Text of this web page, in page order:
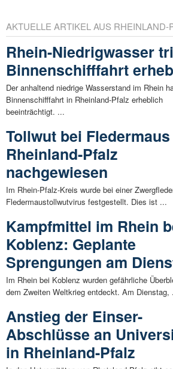
AKTUELLE ARTIKEL AUS RHEINLAND-
Rhein-Niedrigwasser
Binnenschifffahrt
Der anhaltend niedrige Wasserstand im Rhein
Binnenschifffahrt in Rheinland-Pfalz erheblich
beeinträchtigt. ...
Tollwut bei
Rheinland-Pfalz
nachgewiesen
Im Rhein-Pfalz-Kreis wurde bei einer
Fledermaustollwutvirus festgestellt. Dies ist ...
Kampfmittel im Rhein
Koblenz: Geplante
Sprengungen am
Im Rhein bei Koblenz wurden gefährliche
dem Zweiten Weltkrieg entdeckt. Am Dienstag,
Anstieg der Einser-
Abschlüsse an
in Rheinland-Pfalz